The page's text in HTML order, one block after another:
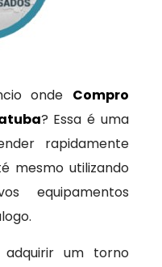
onde Compro
? Essa é uma
rapidamente
mesmo utilizando
equipamentos
um torno